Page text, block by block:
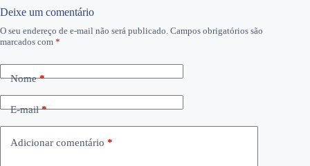
Deixe um comentário
O seu endereço de e-mail não será publicado. Campos obrigatórios são
marcados com *
Nome*
E-mail*
Adicionar comentário *